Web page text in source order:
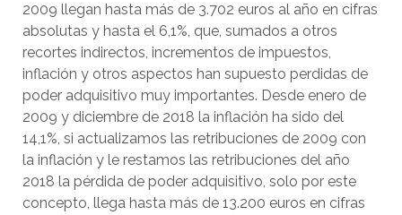
2009 llegan hasta más de 3.702 euros al año en cifras
absolutas y hasta el 6,1%, que, sumados a otros
recortes indirectos, incrementos de impuestos,
inflación y otros aspectos han supuesto perdidas de
poder adquisitivo muy importantes. Desde enero de
2009 y diciembre de 2018 la inflación ha sido del
14,1%, si actualizamos las retribuciones de 2009 con
la inflación y le restamos las retribuciones del año
2018 la pérdida de poder adquisitivo, solo por este
concepto, llega hasta más de 13.200 euros en cifras